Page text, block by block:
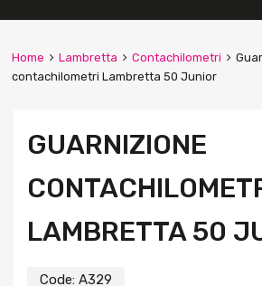
Home Lambretta Contachilometri
contachilometri Lambretta 50 Junior
GUARNIZIONE
LAMBRETTA 50
Code: A329